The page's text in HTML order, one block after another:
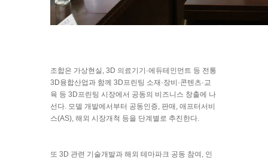
조합은 가상현실, 3D 의료기기·에듀테인먼트 등 전통
3D융합산업과 함께 3D프린팅 소재·장비·콘텐츠·교
육 등 3D프린팅 시장에서 공동의 비즈니스 창출에 나
선다. 모델 개발에서부터 공동인증, 판매, 애프터서비
스(AS), 해외 시장개척 등을 단계별로 추진한다.
또 3D 관련 기술개발과 해외 테마파크 공동 참여, 인